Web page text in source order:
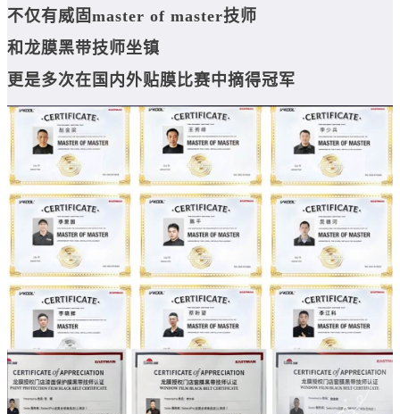
不仅有威固master of master技师
和龙膜黑带技师坐镇
更是多次在国内外贴膜比赛中摘得冠军